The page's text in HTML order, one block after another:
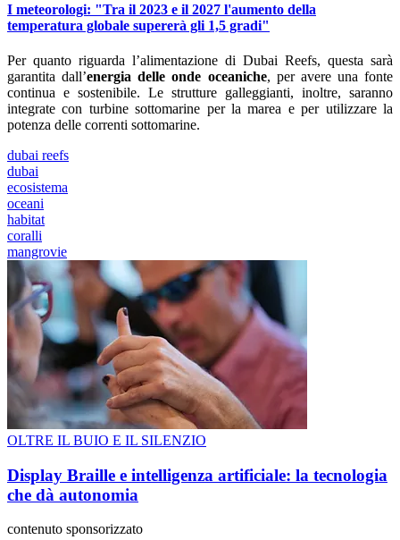
I meteorologi: "Tra il 2023 e il 2027 l'aumento della
temperatura globale supererà gli 1,5 gradi"
Per quanto riguarda l’alimentazione di Dubai Reefs, questa sarà
garantita dall’energia delle onde oceaniche, per avere una fonte
continua e sostenibile. Le strutture galleggianti, inoltre, saranno
integrate con turbine sottomarine per la marea e per utilizzare la
potenza delle correnti sottomarine.
dubai reefs
dubai
ecosistema
oceani
habitat
coralli
mangrovie
OLTRE IL BUIO E IL SILENZIO
Display Braille e intelligenza artificiale: la tecnologia
che dà autonomia
contenuto sponsorizzato